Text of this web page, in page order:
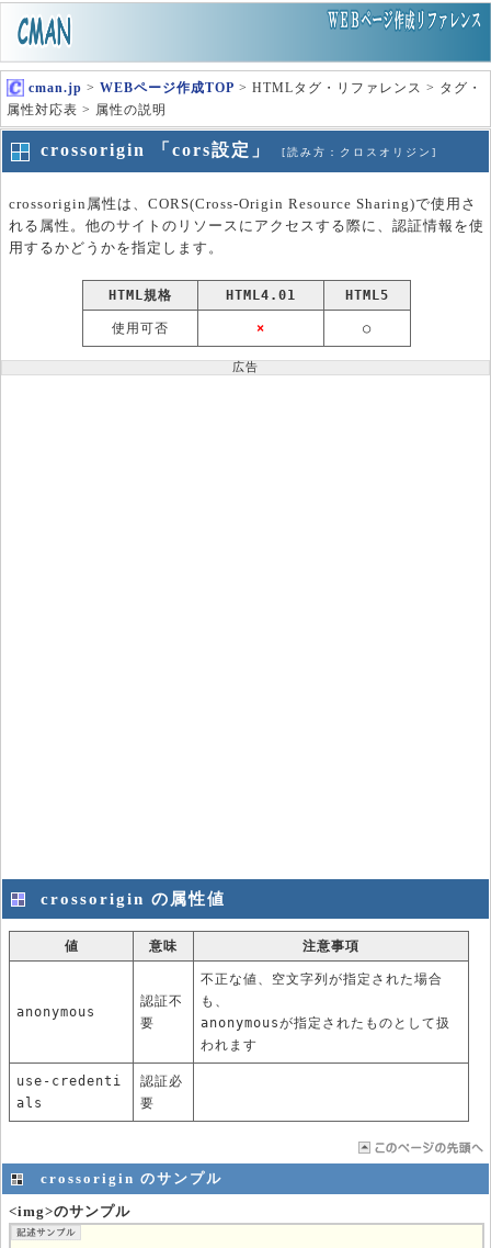
cman.jp > WEBページ作成TOP > HTMLタグ・リファレンス > タグ・
属性対応表 > 属性の説明
crossorigin 「cors設定」 [読み方：クロスオリジン]
crossorigin属性は、CORS(Cross-Origin Resource Sharing)で使用さ
れる属性。他のサイトのリソースにアクセスする際に、認証情報を使
用するかどうかを指定します。
HTML規格 HTML4.01 HTML5
使用可否 × ○
広告
crossorigin の属性値
値 意味 注意事項
anonymous
認証不
要
不正な値、空文字列が指定された場合
も、
anonymousが指定されたものとして扱
われます
use-credenti
als
認証必
要
crossorigin のサンプル
<img>のサンプル